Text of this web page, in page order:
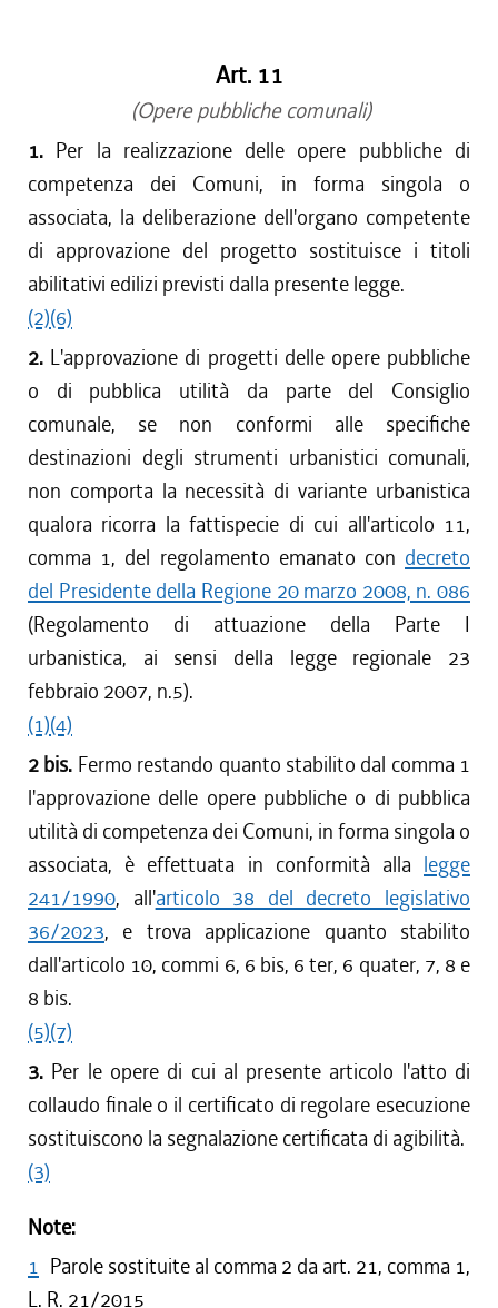
dal 21/12/2017 al 31/12/2017
dal 27/07/2017 al 20/12/2017
dal 21/04/2016 al 20/07/2016
dal 22/10/2015 al 20/04/2016
dal 01/10/2015 al 21/10/2015
dal 11/08/2015 al 30/09/2015
dal 01/01/2015 al 10/08/2015
dal 24/07/2014 al 31/12/2014
dal 01/01/2014 al 23/07/2014
dal 19/12/2013 al 31/12/2013
dal 12/12/2013 al 18/12/2013
dal 11/04/2013 al 11/12/2013
dal 29/12/2012 al 10/04/2013
dal 01/01/2012 al 28/12/2012
dal 09/06/2011 al 31/12/2011
dal 28/10/2010 al 08/06/2011
dal 28/08/2010 al 27/10/2010
dal 18/12/2009 al 27/08/2010
Art. 11
(Opere pubbliche comunali)
1. Per la realizzazione delle opere pubbliche di
competenza dei Comuni, in forma singola o
associata, la deliberazione dell'organo competente
di approvazione del progetto sostituisce i titoli
abilitativi edilizi previsti dalla presente legge.
(2)(6)
2. L'approvazione di progetti delle opere pubbliche
o di pubblica utilità da parte del Consiglio
comunale, se non conformi alle specifiche
destinazioni degli strumenti urbanistici comunali,
non comporta la necessità di variante urbanistica
qualora ricorra la fattispecie di cui all'articolo 11,
comma 1, del regolamento emanato con decreto
del Presidente della Regione 20 marzo 2008, n. 086
(Regolamento di attuazione della Parte I
urbanistica, ai sensi della legge regionale 23
febbraio 2007, n.5).
(1)(4)
2 bis. Fermo restando quanto stabilito dal comma 1
l'approvazione delle opere pubbliche o di pubblica
utilità di competenza dei Comuni, in forma singola o
associata, è effettuata in conformità alla legge
241/1990, all'articolo 38 del decreto legislativo
36/2023, e trova applicazione quanto stabilito
dall'articolo 10, commi 6, 6 bis, 6 ter, 6 quater, 7, 8 e
8 bis.
(5)(7)
3. Per le opere di cui al presente articolo l'atto di
collaudo finale o il certificato di regolare esecuzione
sostituiscono la segnalazione certificata di agibilità.
(3)
Note:
1 Parole sostituite al comma 2 da art. 21, comma 1,
L. R. 21/2015